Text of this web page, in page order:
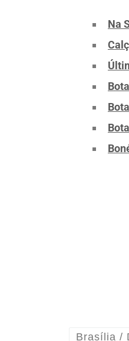
Na
Brasília /